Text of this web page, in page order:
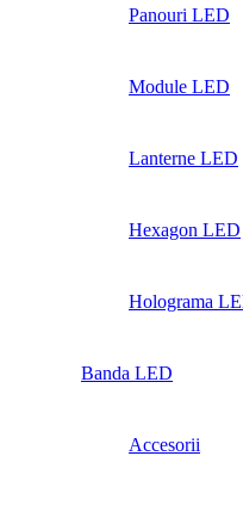
Panouri LED
Module LED
Lanterne LED
Hexagon LED
Holograma
Banda LED
Accesorii